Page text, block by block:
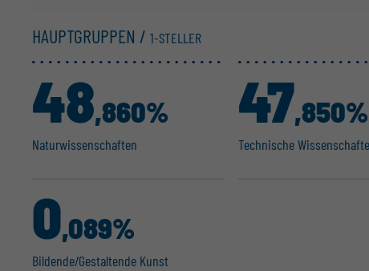
HAUPTGRUPPEN /1-STELLER
Natur­wis­sen­schaften
48,860%
Technische
47,850%
Bildende/Gestal­tende Kunst
0,089%